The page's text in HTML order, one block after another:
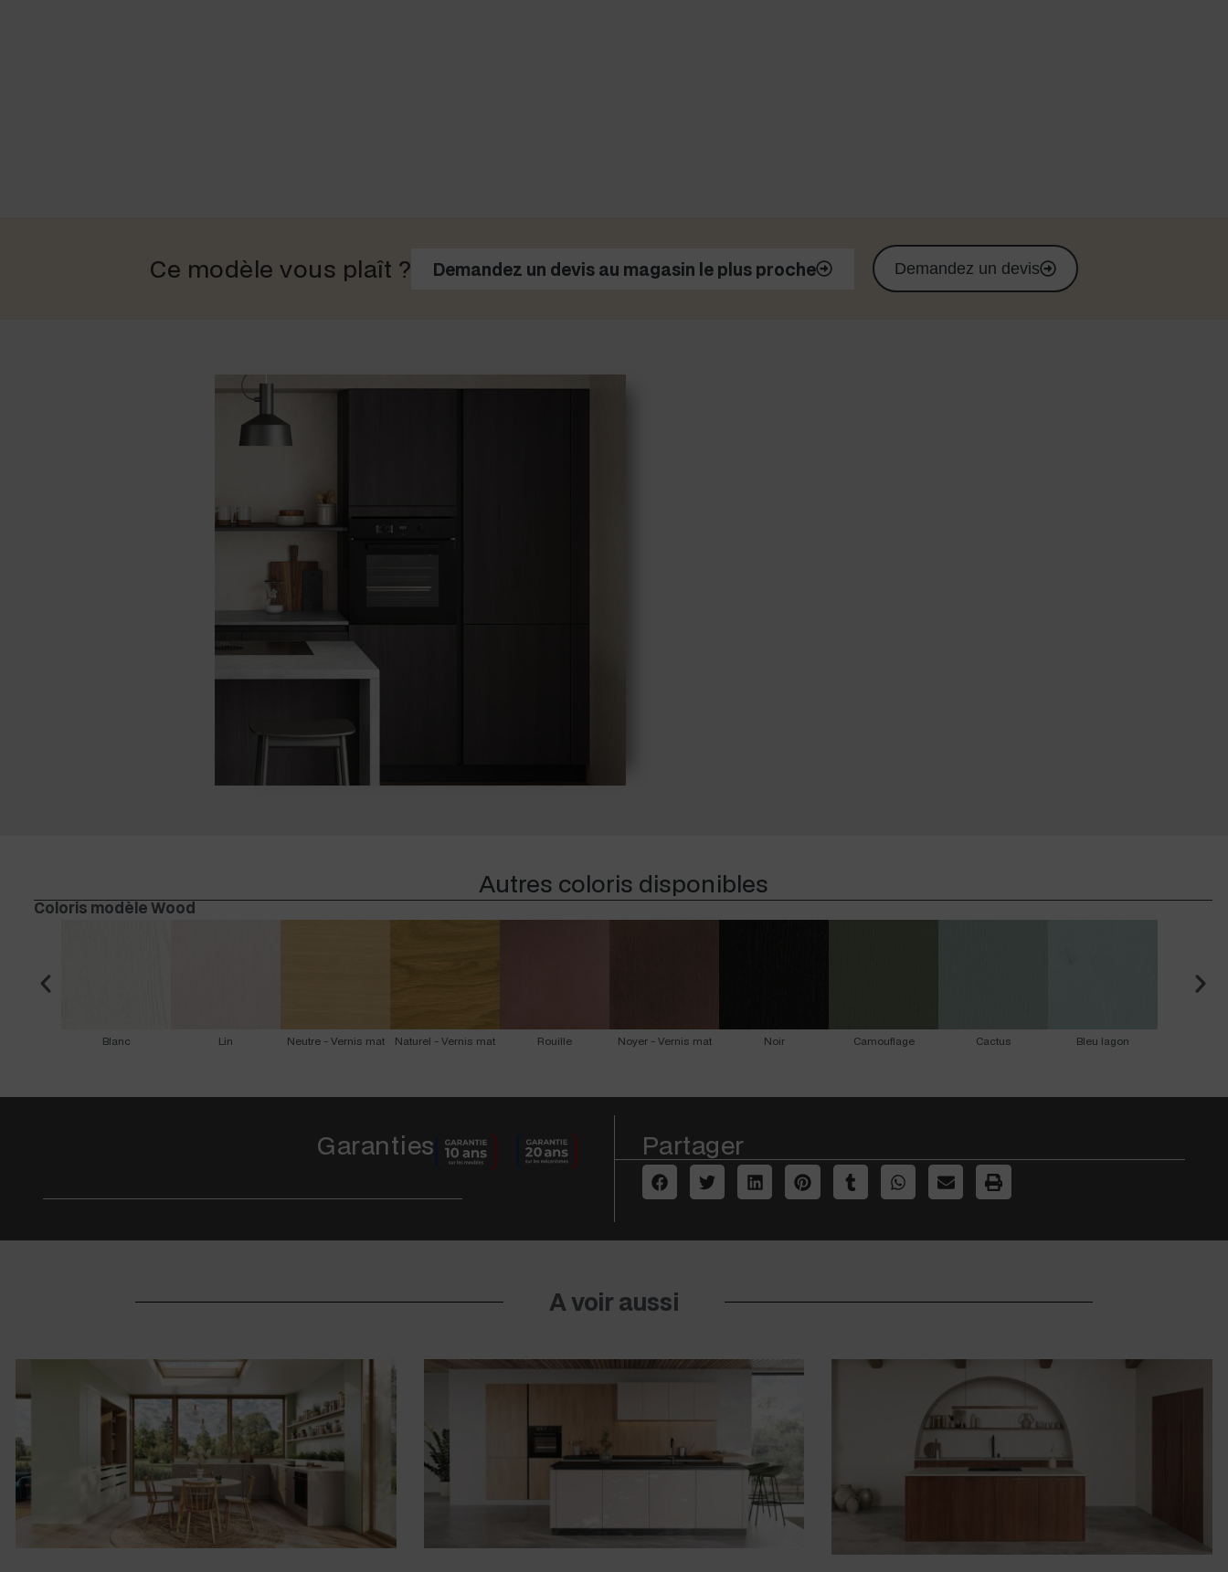
Ce modèle vous plaît ? Demandez un devis au magasin le plus proche Demandez un devis
Autres coloris disponibles
Coloris modèle Wood
Blanc Lin Neutre - Vernis mat Naturel - Vernis mat Rouille Noyer - Vernis mat Noir Camouflage Cactus Bleu lagon
Garanties Partager
A voir aussi